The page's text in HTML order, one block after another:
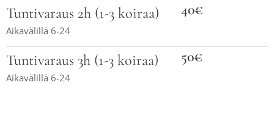
Tuntivaraus 2h (1-3 koiraa)
Aikavälillä 6-24
40€
Tuntivaraus 3h (1-3 koiraa)
Aikavälillä 6-24
50€